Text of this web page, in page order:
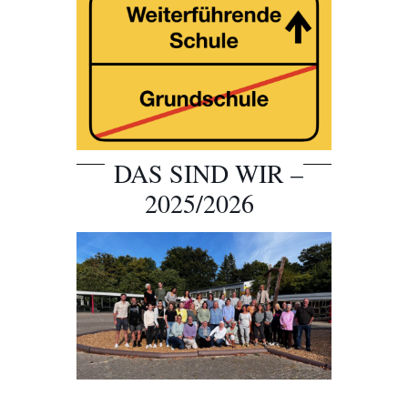
DAS SIND WIR –
2025/2026